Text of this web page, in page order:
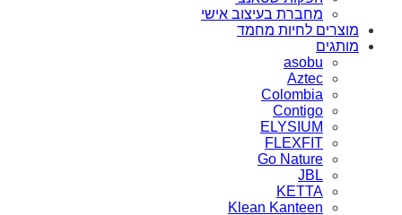
מחברת בעיצוב אישי
מוצרים לחיות מחמד
מותגים
asobu
Aztec
Colombia
Contigo
ELYSIUM
FLEXFIT
Go Nature
JBL
KETTA
Klean Kanteen